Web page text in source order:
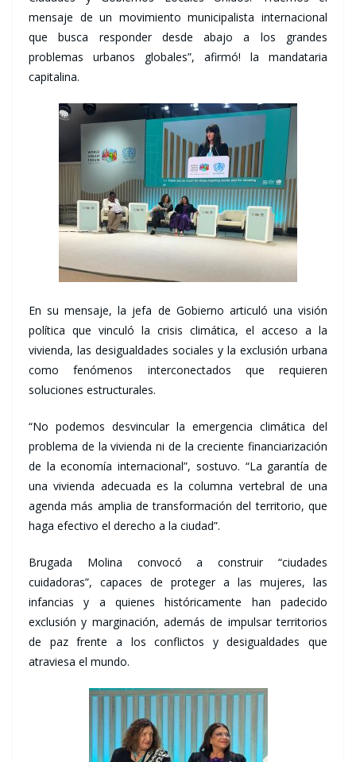
mensaje de un movimiento municipalista internacional
que busca responder desde abajo a los grandes
problemas urbanos globales”, afirmó! la mandataria
capitalina.
En su mensaje, la jefa de Gobierno articuló una visión
política que vinculó la crisis climática, el acceso a la
vivienda, las desigualdades sociales y la exclusión urbana
como fenómenos interconectados que requieren
soluciones estructurales.
“No podemos desvincular la emergencia climática del
problema de la vivienda ni de la creciente financiarización
de la economía internacional”, sostuvo. “La garantía de
una vivienda adecuada es la columna vertebral de una
agenda más amplia de transformación del territorio, que
haga efectivo el derecho a la ciudad”.
Brugada Molina convocó a construir “ciudades
cuidadoras”, capaces de proteger a las mujeres, las
infancias y a quienes históricamente han padecido
exclusión y marginación, además de impulsar territorios
de paz frente a los conflictos y desigualdades que
atraviesa el mundo.